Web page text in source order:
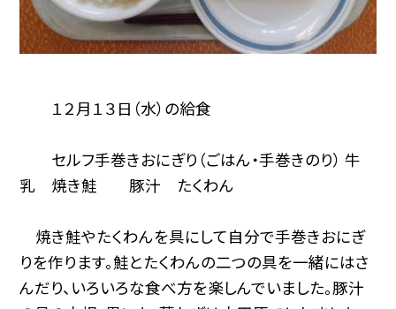
１２月１３日（水）の給食
セルフ手巻きおにぎり（ごはん・手巻きのり） 牛
乳 焼き鮭 豚汁 たくわん
焼き鮭やたくわんを具にして自分で手巻きおにぎ
りを作ります。鮭とたくわんの二つの具を一緒にはさ
んだり、いろいろな食べ方を楽しんでいました。豚汁